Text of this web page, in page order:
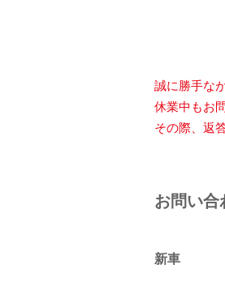
誠に勝手な
休業中もお
その際、返
お問い合
新車